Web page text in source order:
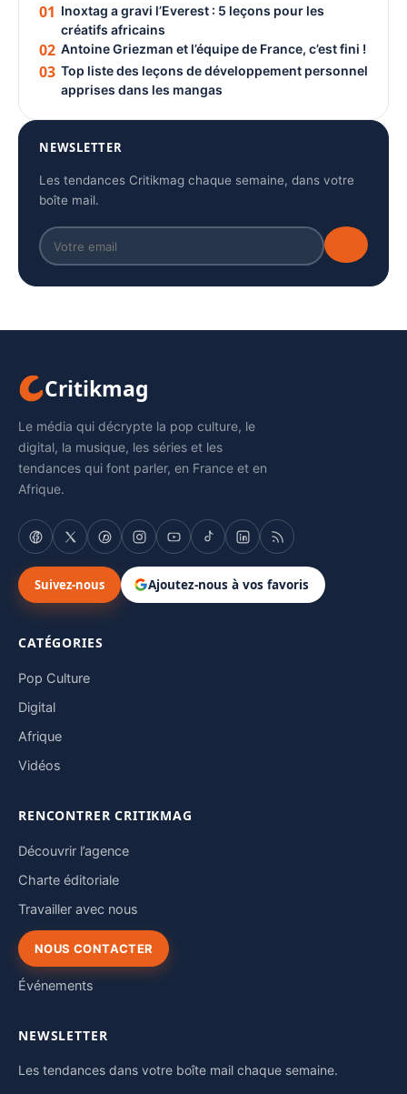
01 Inoxtag a gravi l’Everest : 5 leçons pour les
créatifs africains
02 Antoine Griezman et l’équipe de France, c’est fini !
03 Top liste des leçons de développement personnel
apprises dans les mangas
NEWSLETTER
Les tendances Critikmag chaque semaine, dans votre
boîte mail.
Critikmag
Le média qui décrypte la pop culture, le
digital, la musique, les séries et les
tendances qui font parler, en France et en
Afrique.
Suivez-nous Ajoutez-nous à vos favoris
CATÉGORIES
Pop Culture
Digital
Afrique
Vidéos
RENCONTRER CRITIKMAG
Découvrir l’agence
Charte éditoriale
Travailler avec nous
NOUS CONTACTER
Événements
NEWSLETTER
Les tendances dans votre boîte mail chaque semaine.